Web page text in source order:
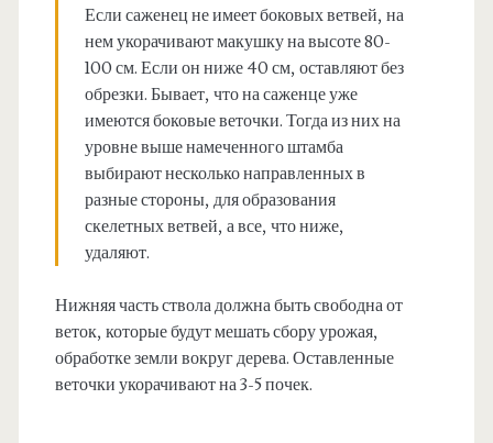
Если саженец не имеет боковых ветвей, на
нем укорачивают макушку на высоте 80-
100 см. Если он ниже 40 см, оставляют без
обрезки. Бывает, что на саженце уже
имеются боковые веточки. Тогда из них на
уровне выше намеченного штамба
выбирают несколько направленных в
разные стороны, для образования
скелетных ветвей, а все, что ниже,
удаляют.
Нижняя часть ствола должна быть свободна от
веток, которые будут мешать сбору урожая,
обработке земли вокруг дерева. Оставленные
веточки укорачивают на 3-5 почек.